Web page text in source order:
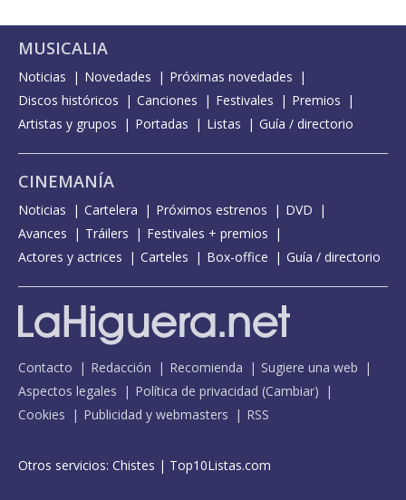
MUSICALIA
Noticias Novedades
Próximas novedades
Discos históricos
Canciones Festivales
Premios
Artistas y grupos
Portadas Listas Guía / directorio
CINEMANÍA
Noticias Cartelera Próximos estrenos
DVD
Avances
Tráilers
Festivales + premios
Actores y actrices
Carteles Box-office Guía / directorio
Contacto Redacción Recomienda
Sugiere una web
Aspectos legales
Política de privacidad (Cambiar)
Cookies
Publicidad y webmasters RSS
Otros servicios: Chistes | Top10Listas.com